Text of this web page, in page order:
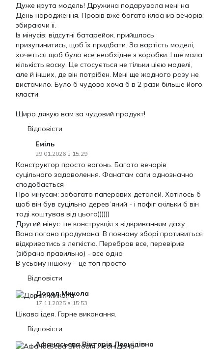
Дуже крута модель! Дружина подарувала мені на
День народження. Провів вже багато класниз вечорів,
збираючи її.
Із мінусів: відсутні батарейок, прийшлось
призупинитись, щоб їх придбати. За вартість моделі,
хочеться щоб було все необхідне з коробки. І ще мала
кількість воску. Це стосується не тільки цією моделі,
але й інших, де він потрібен. Мені ще жодного разу не
вистачило. Було б чудово хоча б в 2 рази більше його
класти.
Щиро дякую вам за чудовий продукт!
Відповісти
Еміль
29.01.2026 в 15:29
Конструктор просто вогонь. Багато вечорів
суцільного задоволення. Фанатам саги однозначно
сподобається
Про мінусам: забагато паперових деталей. Хотілось б
щоб він був суцільно деревʼяний - і пофіг скільки б він
тоді коштував від цього))))))
Другий мінус: це конструкція з відкриванням даху.
Вона погано продумана. В повному зборі противиться
відкриватись з легкістю. Перебрав все, перевірив
(зібрано правильно) - все одно
В усьому іншому - це топ просто
Відповісти
Дорол Микола
17.11.2025 в 15:53
Цікава ідея. Гарне виконання.
Відповісти
Афанасьєва Вікторія Леонідівна